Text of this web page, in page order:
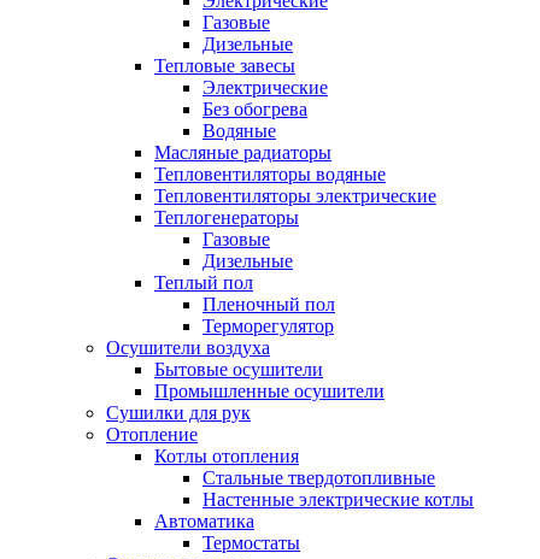
Газовые
Дизельные
Тепловые завесы
Электрические
Без обогрева
Водяные
Масляные радиаторы
Тепловентиляторы водяные
Тепловентиляторы электрические
Теплогенераторы
Газовые
Дизельные
Теплый пол
Пленочный пол
Терморегулятор
Осушители воздуха
Бытовые осушители
Промышленные осушители
Сушилки для рук
Отопление
Котлы отопления
Стальные твердотопливные
Настенные электрические котлы
Автоматика
Термостаты